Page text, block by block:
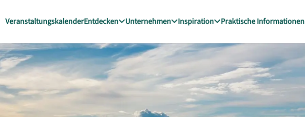
VeranstaltungskalenderEntdecken Unternehmen Inspiration Praktische Informationen